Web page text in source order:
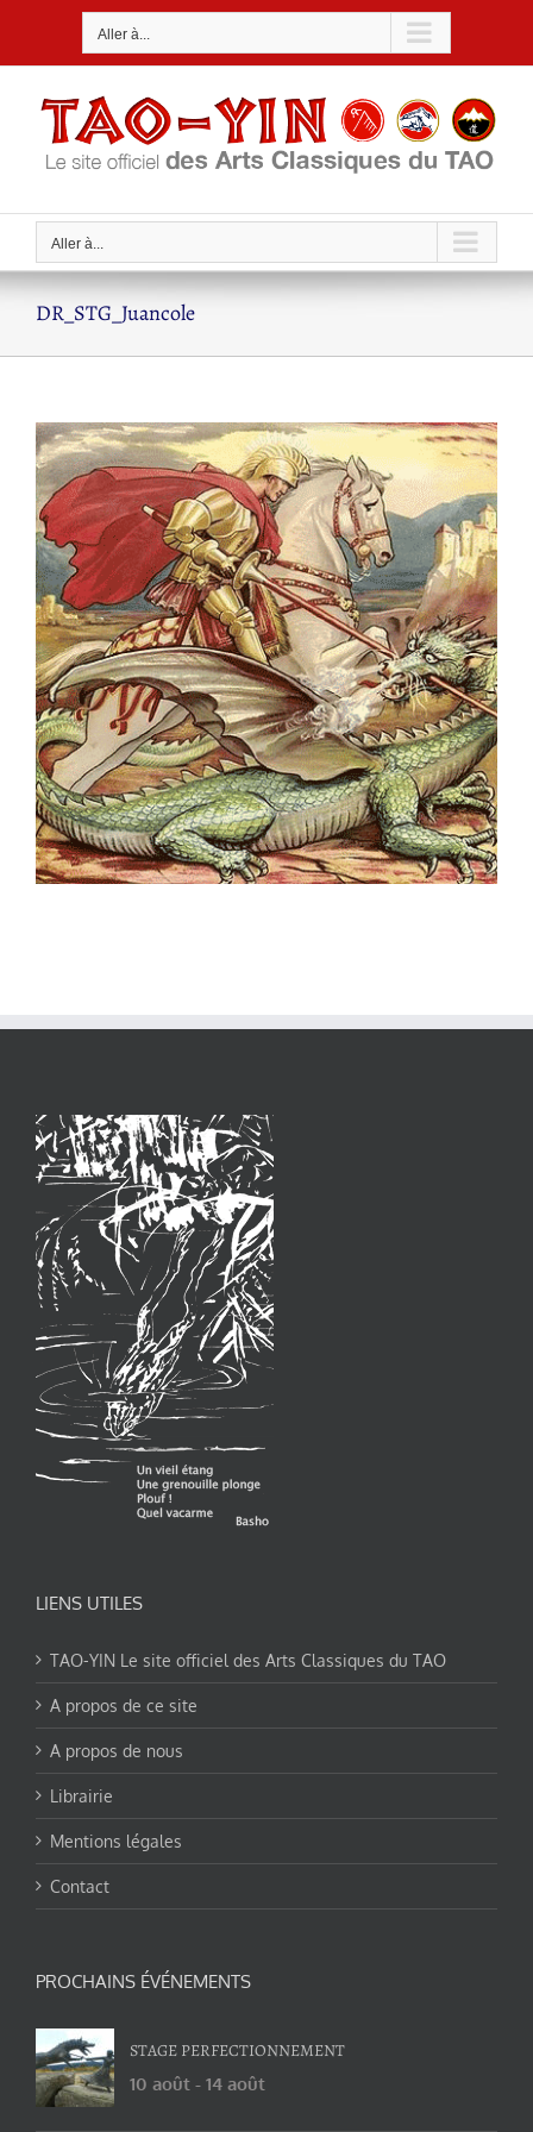
Aller à...
Aller à...
DR_STG_Juancole
LIENS UTILES
TAO-YIN Le site officiel des Arts Classiques du TAO
A propos de ce site
A propos de nous
Librairie
Mentions légales
Contact
PROCHAINS ÉVÉNEMENTS
STAGE PERFECTIONNEMENT
10 août - 14 août